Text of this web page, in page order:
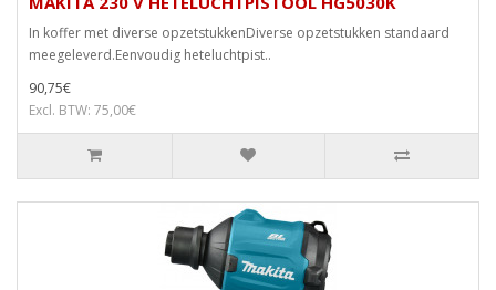
In koffer met diverse opzetstukkenDiverse opzetstukken standaard
meegeleverd.Eenvoudig heteluchtpist..
90,75€
Excl. BTW: 75,00€